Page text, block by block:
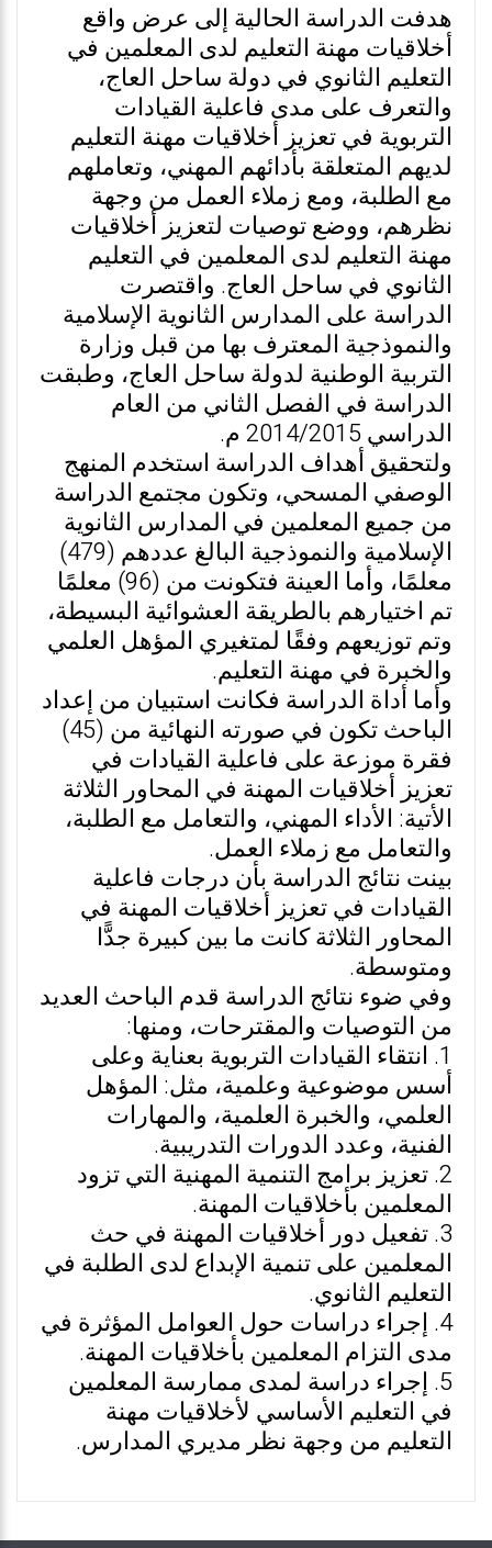
هدفت الدراسة الحالية إلى عرض واقع
أخلاقيات مهنة التعليم لدى المعلمين في
التعليم الثانوي في دولة ساحل العاج،
والتعرف على مدى فاعلية القيادات
التربوية في تعزيز أخلاقيات مهنة التعليم
لديهم المتعلقة بأدائهم المهني، وتعاملهم
مع الطلبة، ومع زملاء العمل من وجهة
نظرهم، ووضع توصيات لتعزيز أخلاقيات
مهنة التعليم لدى المعلمين في التعليم
الثانوي في ساحل العاج. واقتصرت
الدراسة على المدارس الثانوية الإسلامية
والنموذجية المعترف بها من قبل وزارة
التربية الوطنية لدولة ساحل العاج، وطبقت
الدراسة في الفصل الثاني من العام
الدراسي 2014/2015 م.
ولتحقيق أهداف الدراسة استخدم المنهج
الوصفي المسحي، وتكون مجتمع الدراسة
من جميع المعلمين في المدارس الثانوية
الإسلامية والنموذجية البالغ عددهم (479)
معلمًا، وأما العينة فتكونت من (96) معلمًا
تم اختيارهم بالطريقة العشوائية البسيطة،
وتم توزيعهم وفقًا لمتغيري المؤهل العلمي
والخبرة في مهنة التعليم.
وأما أداة الدراسة فكانت استبيان من إعداد
الباحث تكون في صورته النهائية من (45)
فقرة موزعة على فاعلية القيادات في
تعزيز أخلاقيات المهنة في المحاور الثلاثة
الأتية: الأداء المهني، والتعامل مع الطلبة،
والتعامل مع زملاء العمل.
بينت نتائج الدراسة بأن درجات فاعلية
القيادات في تعزيز أخلاقيات المهنة في
المحاور الثلاثة كانت ما بين كبيرة جدًّا
ومتوسطة.
وفي ضوء نتائج الدراسة قدم الباحث العديد
من التوصيات والمقترحات، ومنها:
1. انتقاء القيادات التربوية بعناية وعلى
أسس موضوعية وعلمية، مثل: المؤهل
العلمي، والخبرة العلمية، والمهارات
الفنية، وعدد الدورات التدريبية.
2. تعزيز برامج التنمية المهنية التي تزود
المعلمين بأخلاقيات المهنة.
3. تفعيل دور أخلاقيات المهنة في حث
المعلمين على تنمية الإبداع لدى الطلبة في
التعليم الثانوي.
4. إجراء دراسات حول العوامل المؤثرة في
مدى التزام المعلمين بأخلاقيات المهنة.
5. إجراء دراسة لمدى ممارسة المعلمين
في التعليم الأساسي لأخلاقيات مهنة
التعليم من وجهة نظر مديري المدارس.